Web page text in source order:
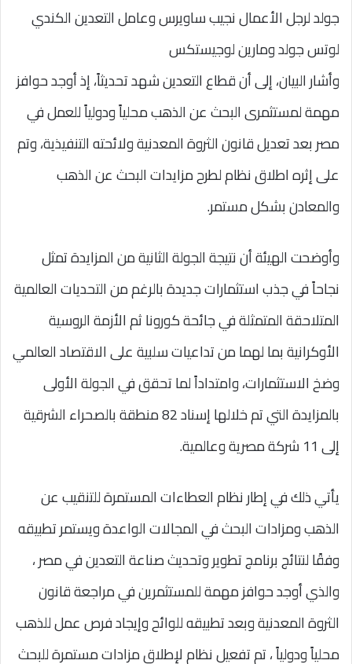
جولد لرجل الأعمال نجيب ساويرس وعامل التعدين الكندي
لوتس جولد ومارين لوجيستكس
وأشار البيان، إلى أن قطاع التعدين شهد تحديثاً، إذ أوجد حوافز
مهمة لمستثمرى البحث عن الذهب محلياً ودولياً للعمل في
مصر بعد تعديل قانون الثروة المعدنية ولائحته التنفيذية، وتم
على إثره اطلاق نظام لطرح مزايدات البحث عن الذهب
والمعادن بشكل مستمر.
وأوضحت الهيئة أن نتيجة الجولة الثانية من المزايدة تمثل
نجاحاً في جذب استثمارات جديدة بالرغم من التحديات العالمية
المتلاحقة المتمثلة في جائحة كورونا ثم الأزمة الروسية
الأوكرانية بما لهما من تداعيات سلبية على الاقتصاد العالمي
وضخ الاستثمارات، وامتداداً لما تحقق في الجولة الأولى
بالمزايدة التي تم خلالها إسناد 82 منطقة بالصحراء الشرقية
إلى 11 شركة مصرية وعالمية.
يأتي ذلك في إطار نظام العطاءات المستمرة للتنقيب عن
الذهب ومزادات البحث في المجالات الواعدة ويستمر تطبيقه
وفقًا لنتائج برنامج تطوير وتحديث صناعة التعدين في مصر ،
والذي أوجد حوافز مهمة للمستثمرين في مراجعة قانون
الثروة المعدنية وبعد تطبيقه للوائح وإيجاد فرص عمل للذهب
محلياً ودولياً ، تم تفعيل نظام لإطلاق مزادات مستمرة للبحث